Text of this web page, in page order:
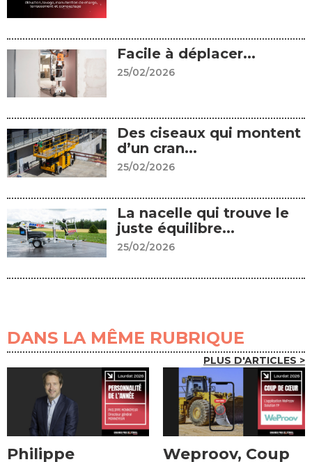
Facile à déplacer...
25/02/2026
Des ciseaux qui montent
d’un cran...
25/02/2026
La nacelle qui trouve le
juste équilibre...
25/02/2026
DANS LA MÊME RUBRIQUE
PLUS D'ARTICLES >
Philippe
Weproov, Coup